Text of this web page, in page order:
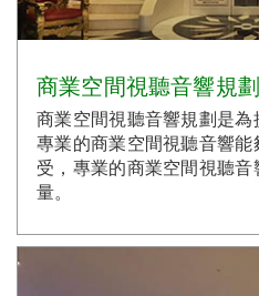
商業空間視聽音響規劃
商業空間視聽音響規劃是
專業的商業空間視聽音響
受，專業的商業空間視聽
量。